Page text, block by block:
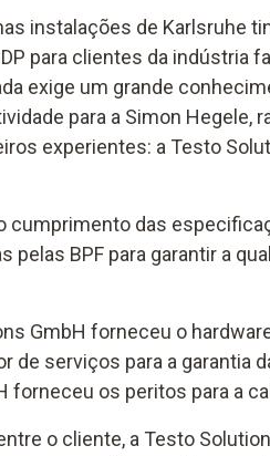
instalações de Karlsruhe
para clientes da indústria
exige um grande
para a Simon Hegele,
experientes: a Testo
cumprimento das
pelas BPF para garantir a
GmbH forneceu o
de serviços para a garantia
forneceu os peritos para a
o cliente, a Testo